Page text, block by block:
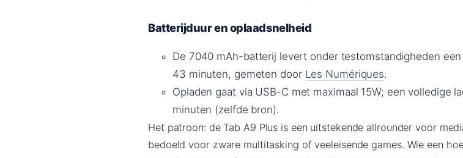
Batterijduur en oplaadsnelheid
De 7040 mAh-batterij levert onder testomstandigheden
43 minuten, gemeten door Les Numériques.
Opladen gaat via USB-C met maximaal 15W; een volledige
minuten (zelfde bron).
Het patroon: de Tab A9 Plus is een uitstekende allrounder voor
bedoeld voor zware multitasking of veeleisende games. Wie een